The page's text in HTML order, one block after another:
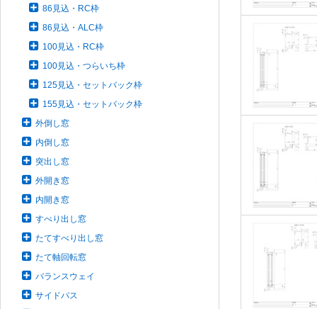
86見込・RC枠
86見込・ALC枠
100見込・RC枠
100見込・つらいち枠
125見込・セットバック枠
155見込・セットバック枠
外倒し窓
内倒し窓
突出し窓
外開き窓
内開き窓
すべり出し窓
たてすべり出し窓
たて軸回転窓
バランスウェイ
サイドパス